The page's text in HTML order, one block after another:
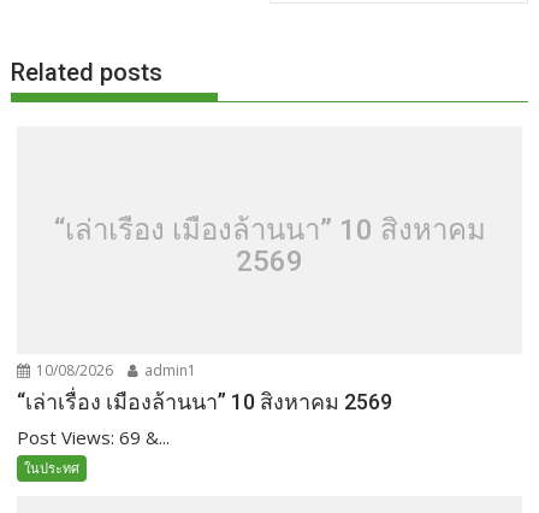
Related posts
“เล่าเรื่อง เมืองล้านนา” 10 สิงหาคม
2569
10/08/2026 admin1
“เล่าเรื่อง เมืองล้านนา” 10 สิงหาคม 2569
Post Views: 69 &...
ในประทศ